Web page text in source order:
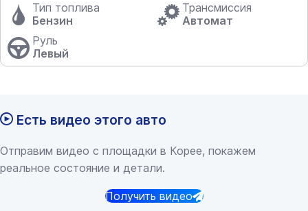
Тип топлива
Бензин
Трансмиссия
Автомат
Руль
Левый
Есть видео этого авто
Отправим видео с площадки в Корее, покажем
реальное состояние и детали.
Получить видео